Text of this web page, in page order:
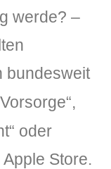
werde? –
bundesweit
oder
Store.